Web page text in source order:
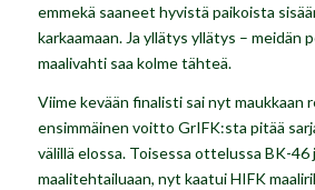
emmekä saaneet hyvistä paikoista
karkaamaan. Ja yllätys yllätys – meidän
maalivahti saa kolme tähteä.
Viime kevään finalisti sai nyt maukkaan
ensimmäinen voitto GrIFK:sta pitää
välillä elossa. Toisessa ottelussa BK-46
maalitehtailuaan, nyt kaatui HIFK